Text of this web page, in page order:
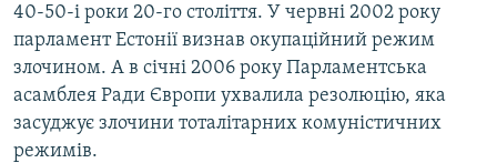
40-50-і роки 20-го століття. У червні 2002 року
парламент Естонії визнав окупаційний режим
злочином. А в січні 2006 року Парламентська
асамблея Ради Європи ухвалила резолюцію, яка
засуджує злочини тоталітарних комуністичних
режимів.